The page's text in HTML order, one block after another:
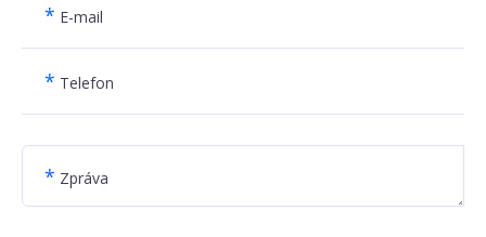
* E-mail
* Telefon
* Zpráva